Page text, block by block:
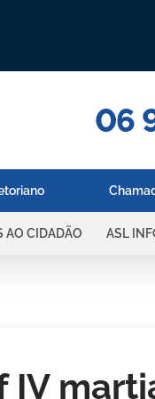
06
AO CIDADÃO ASL
IV